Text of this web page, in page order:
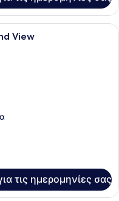
δωμάτιο ξενοδοχείου με ένα
View
τις ημερομηνίες σας